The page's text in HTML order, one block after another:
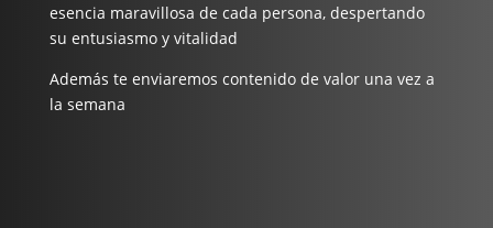
esencia maravillosa de cada persona, despertando
su entusiasmo y vitalidad
Además te enviaremos contenido de valor una vez a
la semana